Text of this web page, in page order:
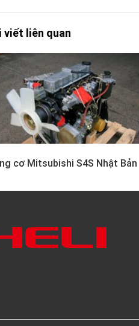
viết liên quan
cơ Mitsubishi S4S Nhật Bản